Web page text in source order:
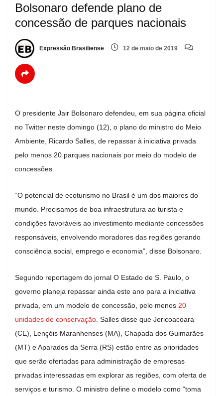
Bolsonaro defende plano de
concessão de parques nacionais
Expressão Brasiliense 12 de maio de 2019
O presidente Jair Bolsonaro defendeu, em sua página oficial
no Twitter neste domingo (12), o plano do ministro do Meio
Ambiente, Ricardo Salles, de repassar à iniciativa privada
pelo menos 20 parques nacionais por meio do modelo de
concessões.
“O potencial de ecoturismo no Brasil é um dos maiores do
mundo. Precisamos de boa infraestrutura ao turista e
condições favoráveis ao investimento mediante concessões
responsáveis, envolvendo moradores das regiões gerando
consciência social, emprego e economia”, disse Bolsonaro.
Segundo reportagem do jornal O Estado de S. Paulo, o
governo planeja repassar ainda este ano para a iniciativa
privada, em um modelo de concessão, pelo menos 20
unidades de conservação . Salles disse que Jericoacoara
(CE), Lençóis Maranhenses (MA), Chapada dos Guimarães
(MT) e Aparados da Serra (RS) estão entre as prioridades
que serão ofertadas para administração de empresas
privadas interessadas em explorar as regiões, com oferta de
serviços e turismo. O ministro define o modelo como “toma